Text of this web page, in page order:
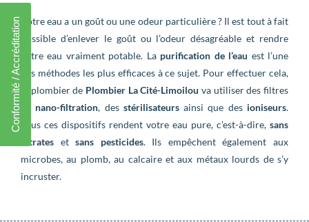
Votre eau a un goût ou une odeur particulière ? Il est tout à fait
possible d’enlever le goût ou l’odeur désagréable et rendre
votre eau vraiment potable. La purification de l’eau est l’une
des méthodes les plus efficaces à ce sujet. Pour effectuer cela,
le plombier de Plombier La Cité-Limoilou va utiliser des filtres
nano-filtration, des stérilisateursainsi que des ioniseurs.
Tous ces dispositifs rendent votre eau pure, c’est-à-dire, sans
nitrates etsans pesticides. Ils empêchent également aux
microbes, au plomb, au calcaire et aux métaux lourds de s’y
incruster.
Conformité / Accréditation